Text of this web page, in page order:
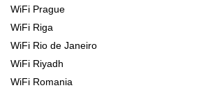
WiFi Prague
WiFi Riga
WiFi Rio de Janeiro
WiFi Riyadh
WiFi Romania